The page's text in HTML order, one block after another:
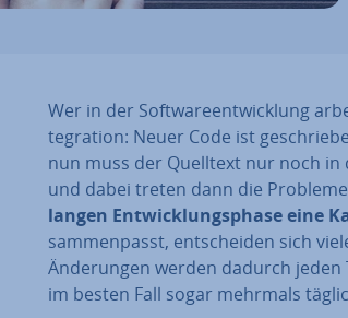
Wer in der Soft­ware­ent­wick­lung
te­gra­ti­on: Neuer Code ist
nun muss der Quelltext nur noch
und dabei treten dann die
langen Ent­wick­lungs­pha­se eine
sam­men­passt, ent­schei­den sich
Än­de­run­gen werden dadurch
im besten Fall sogar mehrmals